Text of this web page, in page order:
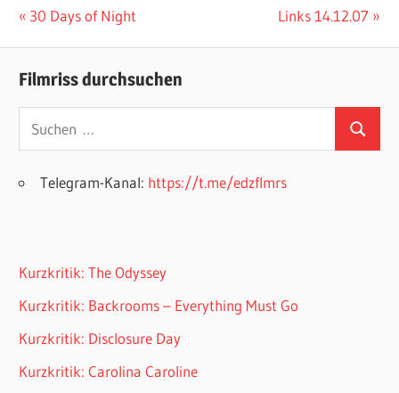
Beitragsnavigation
Vorheriger
30 Days of Night
Nächster
Links 14.12.07
Filmriss durchsuchen
Suchen
nach:
Suchen
Telegram-Kanal: https://t.me/edzflmrs
Kurzkritik: The Odyssey
Kurzkritik: Backrooms – Everything Must Go
Kurzkritik: Disclosure Day
Kurzkritik: Carolina Caroline